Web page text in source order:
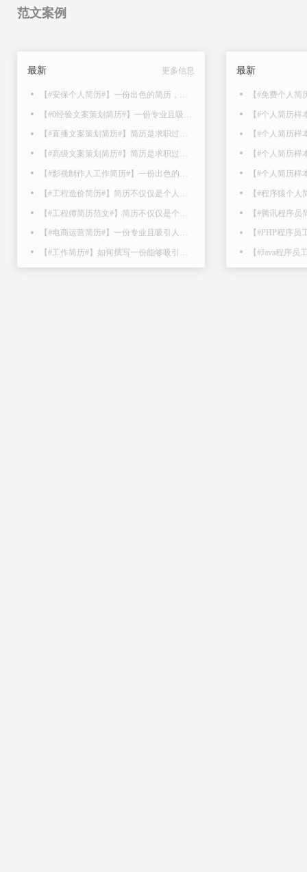
范文案例
最新 更多信息
【#安保个人简历#】一份出色的简历，不仅是展示自己专业能力和经验的平台，更是获得理想..
【#直播文案策划简历#】简历是求职过程中的第一步，也是向招聘方展示自己的关键机会。以下..
【#高级文案策划简历#】简历是求职过程中的第一步，也是向招聘方展示自己的关键机会。以下..
【#影视制作人工作简历#】一份出色的简历是求职者脱颖而出的关键。但是，如何撰写一份令人..
【#工程造价简历#】简历不仅仅是个人信息的罗列，更是展示你专业能力、工作经验和职业潜力..
【#电商运营简历#】一份专业且吸引人的简历是众多求职者中脱颖而出的关键。那么，简历该怎..
【#工作简历#】如何撰写一份能够吸引招聘方眼球、凸显个人优势的求职简历呢？以下是小编整..
最新